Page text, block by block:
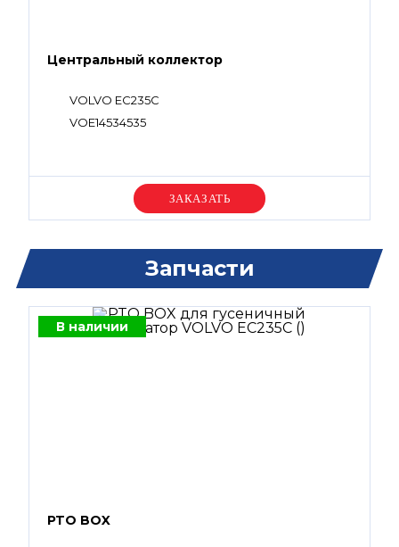
Центральный коллектор
VOLVO EC235C
VOE14534535
Уточняйте цену
Запчасти
В наличии
PTO BOX